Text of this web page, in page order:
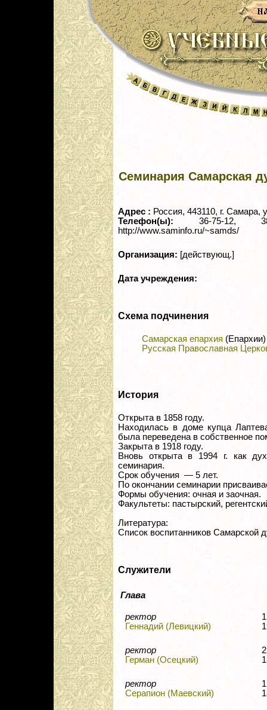
Семинария Самарская
Адрес : Россия, 443110, г. Самара,
Телефон(ы): 36-75-12,
http://www.saminfo.ru/~samds/
Организация: [действующ.]
Дата учреждения:
Схема подчинения
Самарская епархия (Епархии)
Русская Православная
История
Открыта в 1858 году.
Находилась в доме купца
была переведена в собственное
Закрыта в 1918 году.
Вновь открыта в 1994 г. как
семинария.
Срок обучения — 5 лет.
По окончании семинарии
Формы обучения: очная и заочная.
Факультеты: пастырский,
Литература:
Список воспитанников Самарской
Служители
Глава
ректор
Геннадий (Левицкий)
ректор
Герман (Осецкий)
ректор
Серапион (Маевский)